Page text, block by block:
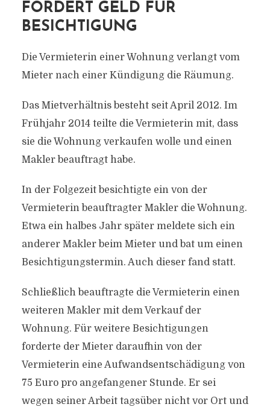
FORDERT GELD FÜR
BESICHTIGUNG
Die Vermieterin einer Wohnung verlangt vom
Mieter nach einer Kündigung die Räumung.
Das Mietverhältnis besteht seit April 2012. Im
Frühjahr 2014 teilte die Vermieterin mit, dass
sie die Wohnung verkaufen wolle und einen
Makler beauftragt habe.
In der Folgezeit besichtigte ein von der
Vermieterin beauftragter Makler die Wohnung.
Etwa ein halbes Jahr später meldete sich ein
anderer Makler beim Mieter und bat um einen
Besichtigungstermin. Auch dieser fand statt.
Schließlich beauftragte die Vermieterin einen
weiteren Makler mit dem Verkauf der
Wohnung. Für weitere Besichtigungen
forderte der Mieter daraufhin von der
Vermieterin eine Aufwandsentschädigung von
75 Euro pro angefangener Stunde. Er sei
wegen seiner Arbeit tagsüber nicht vor Ort und